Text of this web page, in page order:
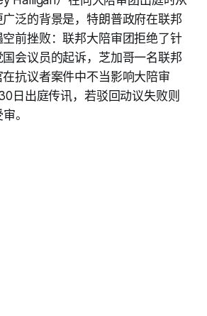
泛的背景是，特朗普政府在联邦
前挫败：联邦大陪审团拒绝了针
会议员的起诉，芝加哥一名联邦
抗议者案件中不当影响大陪审
日出庭传讯，若驳回动议失败则
。